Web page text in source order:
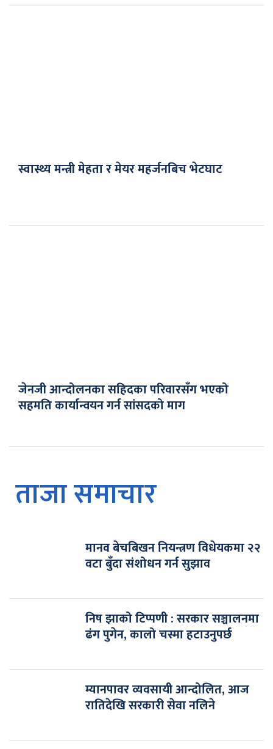
स्वास्थ्य मन्त्री मेहता र मेयर महर्जनबिच भेटघाट
जेनजी आन्दोलनका सहिदका परिवारसँग भएको
सहमति कार्यान्वयन गर्न सांसदको माग
ताजा समाचार
मानव बेचबिखन नियन्त्रण विधेयकमा २२
वटा बुँदा संशोधन गर्न सुझाव
निष झाको टिप्पणी : सरकार सञ्चालनमा
ढंग पुगेन, कालो चस्मा हटाउनुपर्छ
म्यानपावर व्यवसायी आन्दोलित, आज
रातिदेखि सरकारी सेवा नलिने